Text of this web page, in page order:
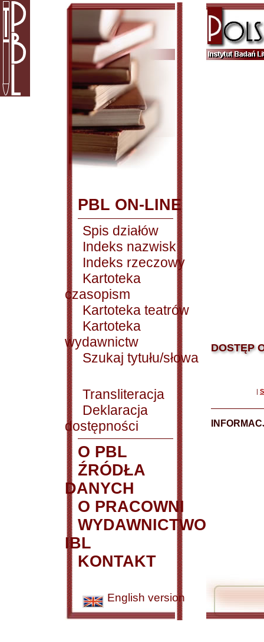
PBL ON-LINE
Spis działów
Indeks nazwisk
Indeks rzeczowy
Kartoteka
czasopism
Kartoteka teatrów
Kartoteka
wydawnictw
Szukaj tytułu/słowa
Transliteracja
Deklaracja
dostępności
O PBL
ŹRÓDŁA
DANYCH
O PRACOWNI
WYDAWNICTWO
IBL
KONTAKT
English version
DOSTĘP
|